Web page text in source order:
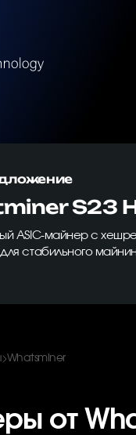
S23
ASIC-майнер с
стабильного
Whatsminer
от